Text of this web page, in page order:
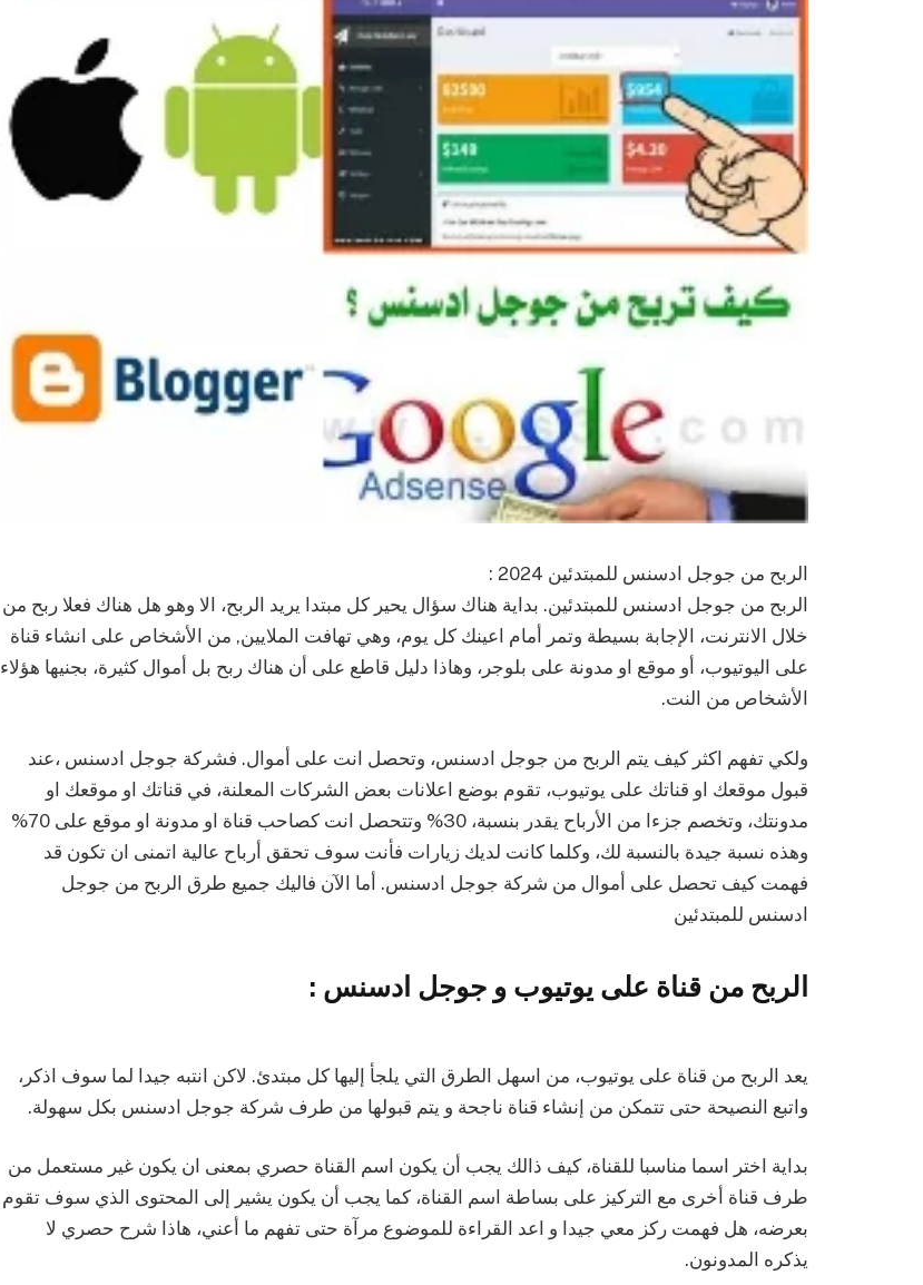
الربح من جوجل ادسنس للمبتدئين 2024 :
الربح من جوجل ادسنس للمبتدئين. بداية هناك سؤال يحير كل مبتدا يريد الربح، الا وهو هل هناك فعلا ربح من
خلال الانترنت، الإجابة بسيطة وتمر أمام اعينك كل يوم، وهي تهافت الملايين, من الأشخاص على انشاء قناة
على اليوتيوب، أو موقع او مدونة على بلوجر، وهاذا دليل قاطع على أن هناك ربح بل أموال كثيرة، بجنيها هؤلاء
الأشخاص من النت.
ولكي تفهم اكثر كيف يتم الربح من جوجل ادسنس، وتحصل انت على أموال. فشركة جوجل ادسنس ،عند
قبول موقعك او قناتك على يوتيوب، تقوم بوضع اعلانات بعض الشركات المعلنة، في قناتك او موقعك او
مدونتك، وتخصم جزءا من الأرباح يقدر بنسبة، 30% وتتحصل انت كصاحب قناة او مدونة او موقع على 70%
وهذه نسبة جيدة بالنسبة لك، وكلما كانت لديك زيارات فأنت سوف تحقق أرباح عالية اتمنى ان تكون قد
فهمت كيف تحصل على أموال من شركة جوجل ادسنس. أما الآن فاليك جميع طرق الربح من جوجل
ادسنس للمبتدئين
الربح من قناة على يوتيوب و جوجل ادسنس :
يعد الربح من قناة على يوتيوب، من اسهل الطرق التي يلجأ إليها كل مبتدئ. لاكن انتبه جيدا لما سوف اذكر،
واتبع النصيحة حتى تتمكن من إنشاء قناة ناجحة و يتم قبولها من طرف شركة جوجل ادسنس بكل سهولة.
بداية اختر اسما مناسبا للقناة، كيف ذالك يجب أن يكون اسم القناة حصري بمعنى ان يكون غير مستعمل من
طرف قناة أخرى مع التركيز على بساطة اسم القناة، كما يجب أن يكون يشير إلى المحتوى الذي سوف تقوم
بعرضه، هل فهمت ركز معي جيدا و اعد القراءة للموضوع مرآة حتى تفهم ما أعني، هاذا شرح حصري لا
يذكره المدونون.